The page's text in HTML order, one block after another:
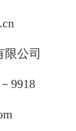
公司
9918